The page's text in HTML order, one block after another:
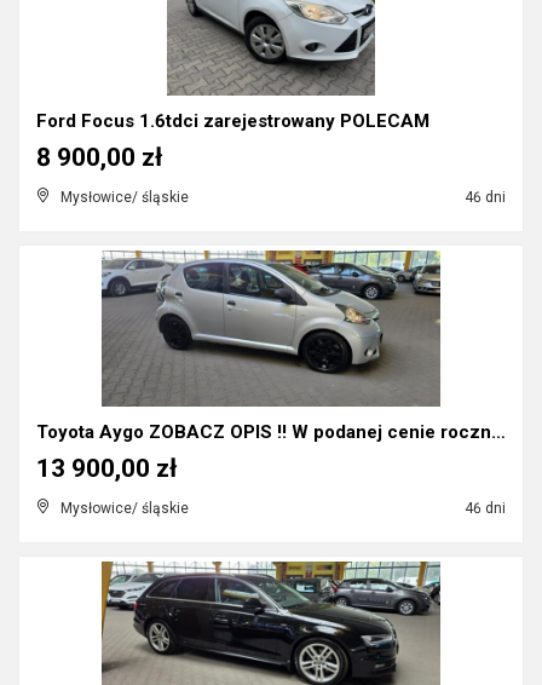
Ford Focus 1.6tdci zarejestrowany POLECAM
Mysłowice/ śląskie 46 dni
8 900,00 zł
Toyota Aygo ZOBACZ OPIS !! W podanej cenie roczna ...
Mysłowice/ śląskie 46 dni
13 900,00 zł